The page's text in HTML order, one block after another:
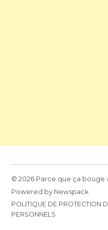
© 2026 Parce que ça bouge
Powered by Newspack
POLITIQUE DE PROTECTION
PERSONNELS